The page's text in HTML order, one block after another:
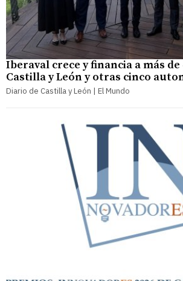
Iberaval crece y financia a más de
Castilla y León y otras cinco
Diario de Castilla y León | El Mundo